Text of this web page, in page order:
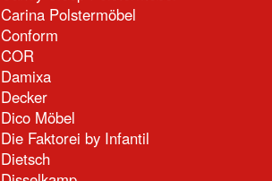
Carina Polstermöbel
Conform
COR
Damixa
Decker
Dico Möbel
Die Faktorei by Infantil
Dietsch